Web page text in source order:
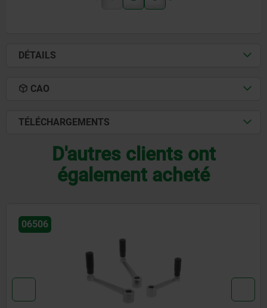
DÉTAILS
CAO
TÉLÉCHARGEMENTS
D'autres clients ont
également acheté
06490